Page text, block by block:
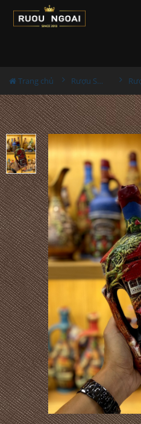
Trang chủ Rượu Sưu Tầm - Nga